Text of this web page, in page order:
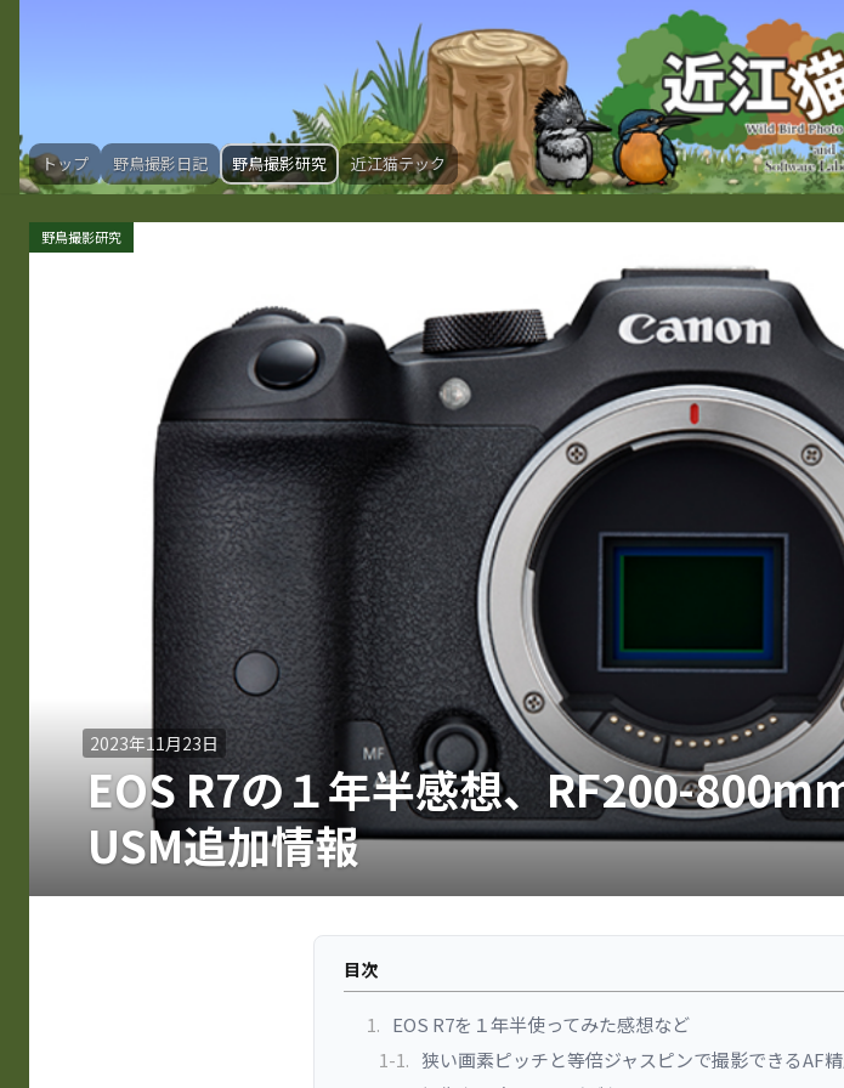
トップ 野鳥撮影日記 野鳥撮影研究 近江猫テック
野鳥撮影研究
2023年11月23日
EOS R7の１年半感想、RF200-
USM追加情報
目次
1. EOS R7を１年半使ってみた感想など
1-1. 狭い画素ピッチと等倍ジャスピンで撮影できるAF